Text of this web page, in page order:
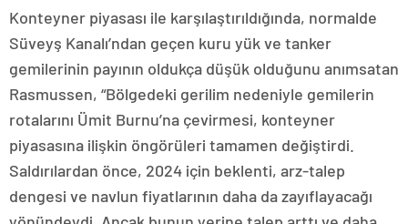
Konteyner piyasası ile karşılaştırıldığında, normalde
Süveyş Kanalı’ndan geçen kuru yük ve tanker
gemilerinin payının oldukça düşük olduğunu anımsatan
Rasmussen, “Bölgedeki gerilim nedeniyle gemilerin
rotalarını Ümit Burnu’na çevirmesi, konteyner
piyasasına ilişkin öngörüleri tamamen değiştirdi.
Saldırılardan önce, 2024 için beklenti, arz-talep
dengesi ve navlun fiyatlarının daha da zayıflayacağı